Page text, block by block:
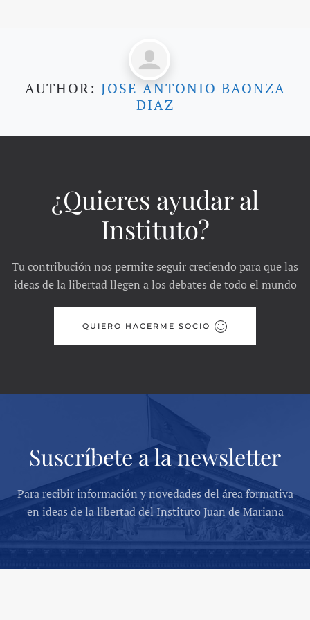
AUTHOR: JOSE ANTONIO BAONZA
DIAZ
¿Quieres ayudar al
Instituto?
Tu contribución nos permite seguir creciendo para que las
ideas de la libertad llegen a los debates de todo el mundo
QUIERO HACERME SOCIO
Suscríbete a la newsletter
Para recibir información y novedades del área formativa
en ideas de la libertad del Instituto Juan de Mariana